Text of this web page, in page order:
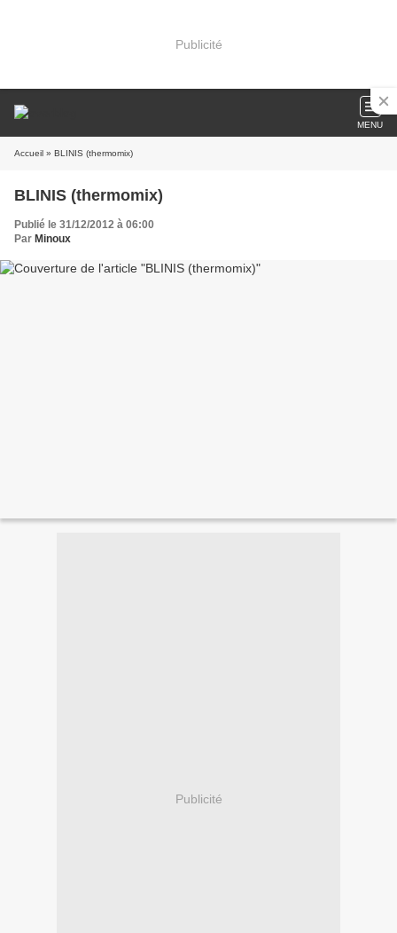
Publicité
MENU
Accueil » BLINIS (thermomix)
BLINIS (thermomix)
Publié le 31/12/2012 à 06:00
Par Minoux
Publicité